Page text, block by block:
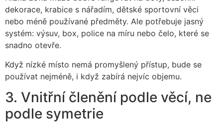
dekorace, krabice s nářadím, dětské sportovní věci
nebo méně používané předměty. Ale potřebuje jasný
systém: výsuv, box, police na míru nebo čelo, které se
snadno otevře.
Když nízké místo nemá promyšlený přístup, bude se
používat nejméně, i když zabírá nejvíc objemu.
3. Vnitřní členění podle věcí, ne
podle symetrie